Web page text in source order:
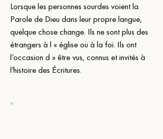
Lorsque les personnes sourdes voient la
Parole de Dieu dans leur propre langue,
quelque chose change. Ils ne sont plus des
étrangers à l « église ou à la foi. Ils ont
l’occasion d » être vus, connus et invités à
l’histoire des Écritures.